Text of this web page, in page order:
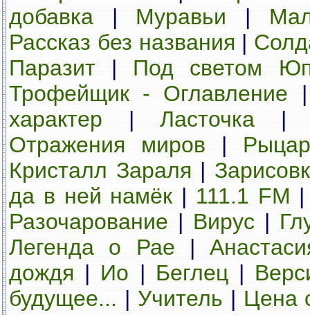
добавка | Муравьи |
Рассказ без названия |
Паразит | Под светом
Трофейщик - Оглавление
характер | Ласточка
Отражения миров |
Кристалл Зараля |
да в ней намёк | 111.1 FM
Разочарование | Вирус |
Легенда о Рае |
дождя | Ио | Беглец|
будущее... | Учитель | Цена